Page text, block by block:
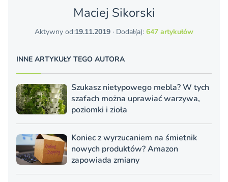
Maciej Sikorski
Aktywny od:19.11.2019 · Dodał(a): 647 artykułów
INNE ARTYKUŁY TEGO AUTORA
Szukasz nietypowego mebla? W tych
szafach można uprawiać warzywa,
poziomki i zioła
Koniec z wyrzucaniem na śmietnik
nowych produktów? Amazon
zapowiada zmiany